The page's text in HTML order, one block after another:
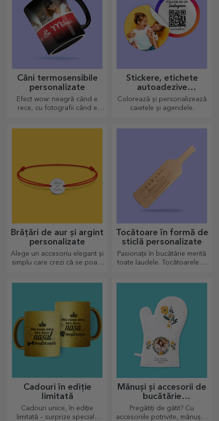
Căni termosensibile
personalizate
Efect wow: neagră când e
rece, cu fotografii când e
Stickere, etichete
autoadezive
personalizate
Colorează și personalizează
caietele și agendele.
Brățări de aur și argint
personalizate
Alege un accesoriu elegant și
simplu care crezi că se poate
Tocătoare în formă de
sticlă personalizate
Pasionații în bucătărie merită
toate laudele. Tocătoarele în
Cadouri în ediție
limitată
Cadouri unice, în ediție
limitată – surprize speciale
Mănuși și accesorii de
bucătărie
personalizate
Pregătiți de gătit? Cu
accesoriile potrivite, mănușile